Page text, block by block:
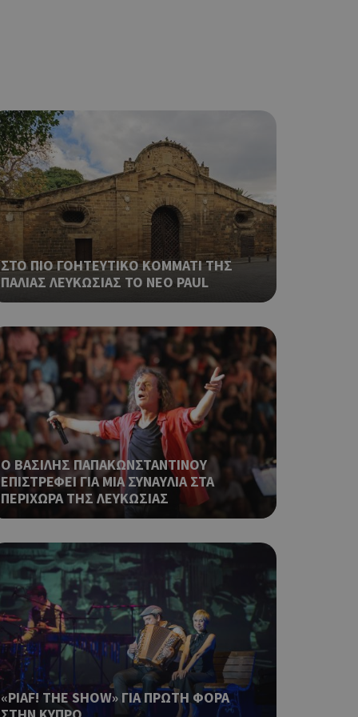
ΣΤΟ ΠΙΟ ΓΟΗΤΕΥΤΙΚΟ ΚΟΜΜΑΤΙ ΤΗΣ
ΠΑΛΙΑΣ ΛΕΥΚΩΣΙΑΣ ΤΟ ΝΕΟ PAUL
Ο ΒΑΣΙΛΗΣ ΠΑΠΑΚΩΝΣΤΑΝΤΙΝΟΥ
ΕΠΙΣΤΡΕΦΕΙ ΓΙΑ ΜΙΑ ΣΥΝΑΥΛΙΑ ΣΤΑ
ΠΕΡΙΧΩΡΑ ΤΗΣ ΛΕΥΚΩΣΙΑΣ
«PIAF! THE SHOW» ΓΙΑ ΠΡΩΤΗ ΦΟΡΑ
είναι
ο
ένα καλό
Google
δηλαδή να
όπως είναι το
push down
δηλαδή να
στον χρήστη
όπως είναι το
push down
την
που
για ένα
μεταβλητών
είναι
ο
ένα καλό
σελίδων.
δηλαδή να
στον χρήστη
όπως είναι το
push down